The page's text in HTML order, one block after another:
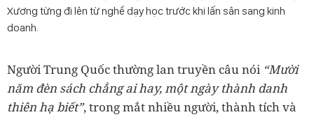
Xương từng đi lên từ nghề dạy học trước khi lấn sân sang kinh
doanh.
Người Trung Quốc thường lan truyền câu nói “Mười
năm đèn sách chẳng ai hay, một ngày thành danh
thiên hạ biết”, trong mắt nhiều người, thành tích và